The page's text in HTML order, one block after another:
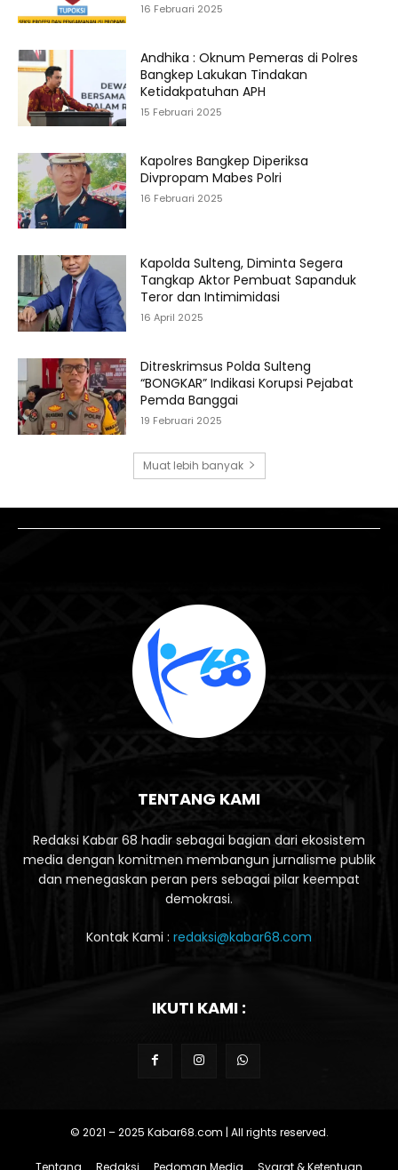
16 Februari 2025
Andhika : Oknum Pemeras di Polres
Bangkep Lakukan Tindakan
Ketidakpatuhan APH
15 Februari 2025
Kapolres Bangkep Diperiksa
Divpropam Mabes Polri
16 Februari 2025
Kapolda Sulteng, Diminta Segera
Tangkap Aktor Pembuat Sapanduk
Teror dan Intimimidasi
16 April 2025
Ditreskrimsus Polda Sulteng
“BONGKAR” Indikasi Korupsi Pejabat
Pemda Banggai
19 Februari 2025
Muat lebih banyak
TENTANG KAMI
Redaksi Kabar 68 hadir sebagai bagian dari ekosistem
media dengan komitmen membangun jurnalisme publik
dan menegaskan peran pers sebagai pilar keempat
demokrasi.
Kontak Kami : redaksi@kabar68.com
IKUTI KAMI :
© 2021 – 2025 Kabar68.com | All rights reserved.
Tentang Redaksi Pedoman Media Syarat & Ketentuan